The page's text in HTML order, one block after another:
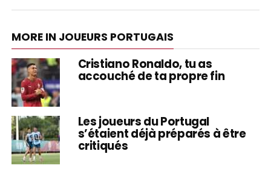
MORE IN JOUEURS PORTUGAIS
Cristiano Ronaldo, tu as
accouché de ta propre fin
Les joueurs du Portugal
s’étaient déjà préparés à être
critiqués